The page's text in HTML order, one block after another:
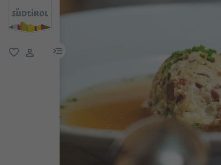
menu link